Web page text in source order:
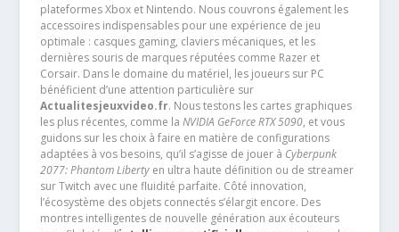
plateformes Xbox et Nintendo. Nous couvrons également les
accessoires indispensables pour une expérience de jeu
optimale : casques gaming, claviers mécaniques, et les
dernières souris de marques réputées comme Razer et
Corsair. Dans le domaine du matériel, les joueurs sur PC
bénéficient d’une attention particulière sur
Actualitesjeuxvideo.fr. Nous testons les cartes graphiques
les plus récentes, comme la NVIDIA GeForce RTX 5090, et vous
guidons sur les choix à faire en matière de configurations
adaptées à vos besoins, qu’il s’agisse de jouer à Cyberpunk
2077: Phantom Libertyen ultra haute définition ou de streamer
sur Twitch avec une fluidité parfaite. Côté innovation,
l’écosystème des objets connectés s’élargit encore. Des
montres intelligentes de nouvelle génération aux écouteurs